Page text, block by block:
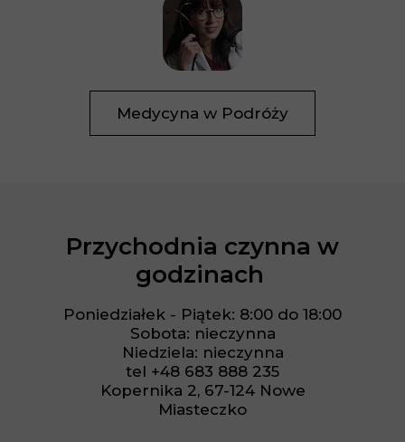
Medycyna w Podróży
Poniedziałek - Piątek: 8:00 do 18:00
Sobota: nieczynna
Niedziela: nieczynna
tel +48 683 888 235
Kopernika 2, 67-124 Nowe
Miasteczko
Przychodnia czynna w
godzinach